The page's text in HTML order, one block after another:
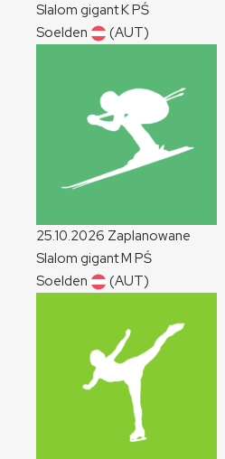
Slalom gigantKPŚ
Soelden
(AUT)
25.10.2026 Zaplanowane
Slalom gigantM PŚ
Soelden
(AUT)